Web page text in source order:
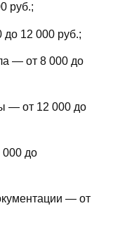
руб.;
12 000 руб.;
— от 8 000 до
— от 12 000 до
000 до
— от